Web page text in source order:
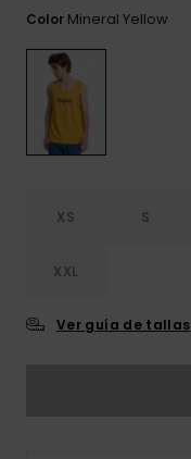
Color Mineral Yellow
XS S
XXL
Ver guía de tallas